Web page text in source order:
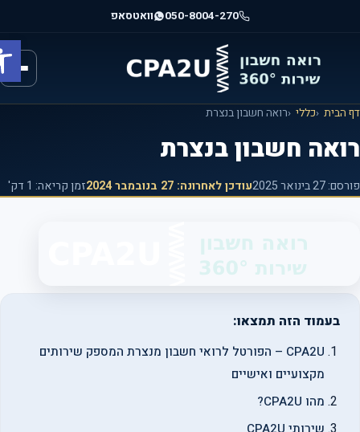
פתח
050-8004-270 וואטסאפ
הבית כללי רואה חשבון בנצרת
חשבון בנצרת
27 בינואר 2025 עודכן לאחרונה:27 בנובמבר 2024 זמן קריאה: 1 דק'
בעמוד הזה תמצאו:
CPA2U – הפורטל לרואי חשבון מנצרת המספק שירותים
מקצועיים ואישיים
מהו CPA2U?